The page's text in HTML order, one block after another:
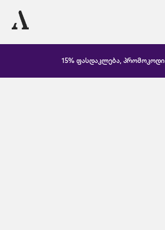
15% ფასდაკლება, პრომოკოდი